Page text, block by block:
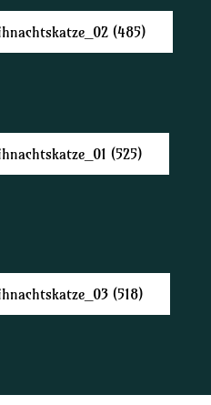
(485)
(525)
(518)